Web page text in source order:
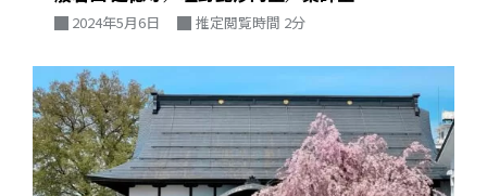
2024年5月6日 推定閲覧時間 2分